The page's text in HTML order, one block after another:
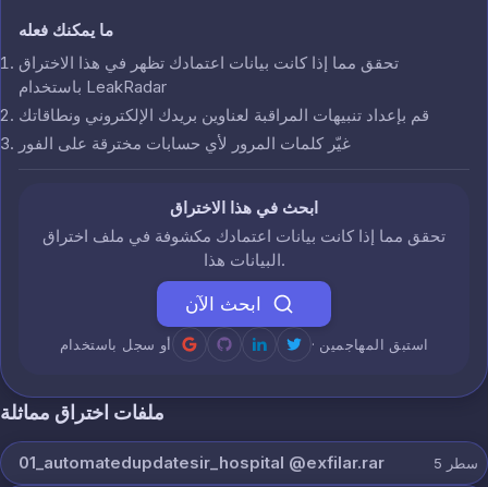
ما يمكنك فعله
تحقق مما إذا كانت بيانات اعتمادك تظهر في هذا الاختراق
باستخدام LeakRadar
قم بإعداد تنبيهات المراقبة لعناوين بريدك الإلكتروني ونطاقاتك
غيّر كلمات المرور لأي حسابات مخترقة على الفور
ابحث في هذا الاختراق
تحقق مما إذا كانت بيانات اعتمادك مكشوفة في ملف اختراق
البيانات هذا.
ابحث الآن
أو سجل باستخدام · استبق المهاجمين
ملفات اختراق مماثلة
01_automatedupdatesir_hospital @exfilar.rar 5 سطر